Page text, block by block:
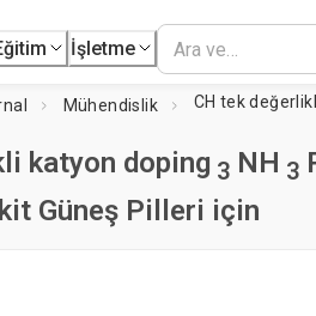
İşletme
Mühendislik CH tek
katyon doping 3 NH 3
Güneş Pilleri için